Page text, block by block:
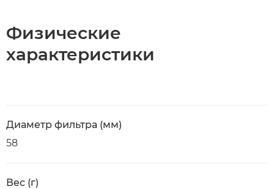
Физические
характеристики
Диаметр фильтра (мм)
58
Вес (г)